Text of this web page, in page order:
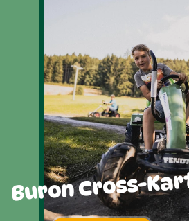
Buron Cross-